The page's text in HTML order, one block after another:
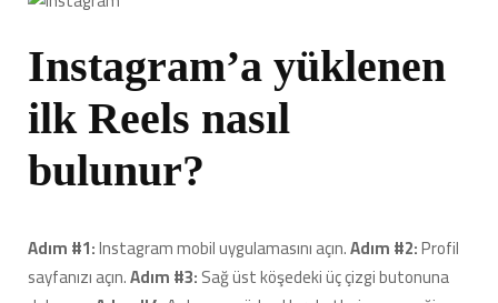
Instagram’a yüklenen
ilk Reels nasıl
bulunur?
Adım #1:Instagram mobil uygulamasını açın.Adım #2:Profil
sayfanızı açın.Adım #3:Sağ üst köşedeki üç çizgi butonuna